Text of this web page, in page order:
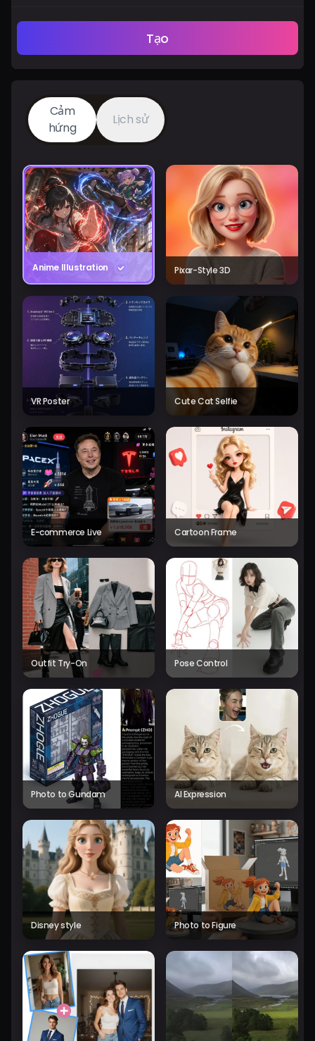
Tạo
Cảm
hứng
Lịch sử
Anime Illustration Pixar-Style 3D
VR Poster Cute Cat Selfie
E-commerce Live Cartoon Frame
Outfit Try-On Pose Control
Photo to Gundam AI Expression
Disney style Photo to Figure